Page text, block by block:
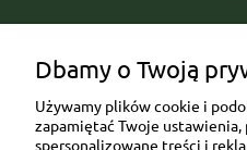
Dbamy o Twoją
Używamy plików cookie i
zapamiętać Twoje
spersonalizowane treści i